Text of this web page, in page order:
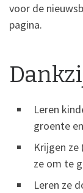
voor de
pagina.
Leren
groente
Krijgen
ze om te
Leren ze